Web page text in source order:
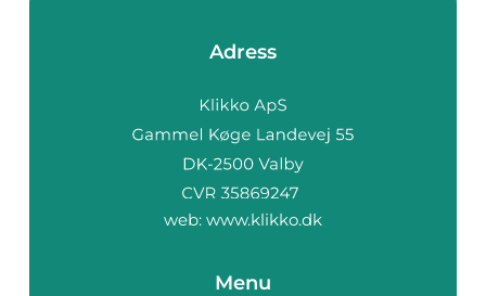
Adress
web: www.klikko.dk
Menu